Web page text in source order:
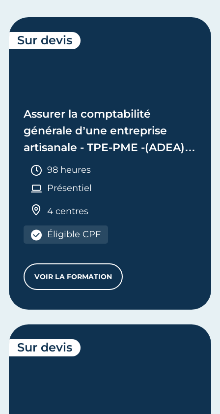
Assurer la comptabilité
générale d’une entreprise
artisanale - TPE-PME -(ADEA)
Bloc 2 - Adjoint de Dirigeant
d'Entreprise Artisanale
Durée :
98 heures
Présentiel
4 centres
Éligible CPF
VOIR LA FORMATIONASSURER LA COMPTABILITÉ
Sur devis
Sur devis